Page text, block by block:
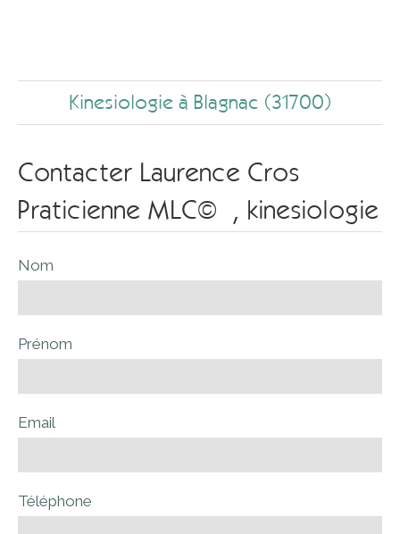
Kinesiologie à Blagnac (31700)
Contacter Laurence Cros
Praticienne MLC© , kinesiologie
Nom
Prénom
Email
Téléphone